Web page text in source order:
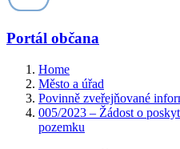
Portál občana
Home
Město a úřad
Povinně zveřejňované
005/2023 – Žádost o
pozemku